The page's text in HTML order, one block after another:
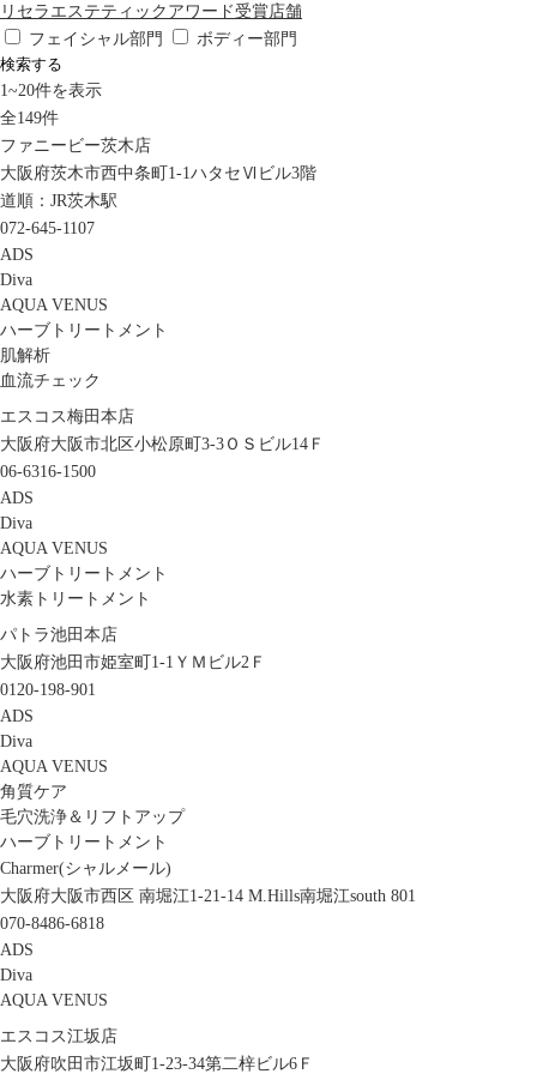
リセラエステティックアワード受賞店舗
フェイシャル部門
ボディー部門
検索する
1~20件を表示
全149件
ファニービー茨木店
大阪府茨木市西中条町1-1ハタセⅥビル3階
道順：JR茨木駅
072-645-1107
ADS
Diva
AQUA VENUS
ハーブトリートメント
肌解析
血流チェック
エスコス梅田本店
大阪府大阪市北区小松原町3-3ＯＳビル14Ｆ
06-6316-1500
ADS
Diva
AQUA VENUS
ハーブトリートメント
水素トリートメント
パトラ池田本店
大阪府池田市姫室町1-1ＹＭビル2Ｆ
0120-198-901
ADS
Diva
AQUA VENUS
角質ケア
毛穴洗浄＆リフトアップ
ハーブトリートメント
Charmer(シャルメール)
大阪府大阪市西区 南堀江1-21-14 M.Hills南堀江south 801
070-8486-6818
ADS
Diva
AQUA VENUS
エスコス江坂店
大阪府吹田市江坂町1-23-34第二梓ビル6Ｆ